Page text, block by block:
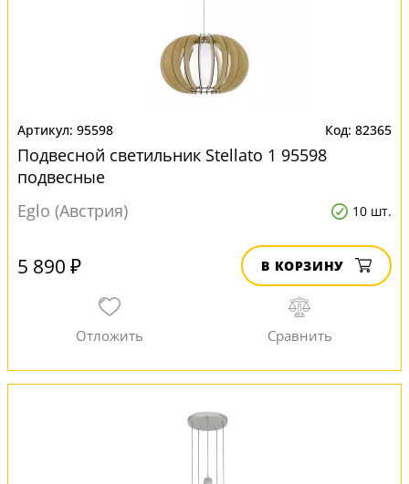
95598 82365
Подвесной светильник Stellato 1 95598
подвесные
Eglo (Австрия)
10 шт.
5 890 ₽ В КОРЗИНУ